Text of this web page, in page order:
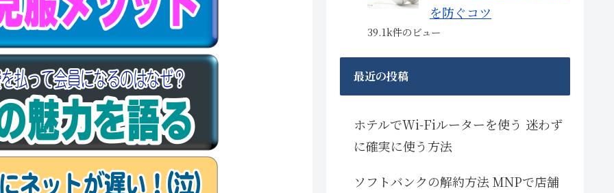
を防ぐコツ
39.1k件のビュー
最近の投稿
ホテルでWi-Fiルーターを使う 迷わず
に確実に使う方法
ソフトバンクの解約方法 MNPで店舗